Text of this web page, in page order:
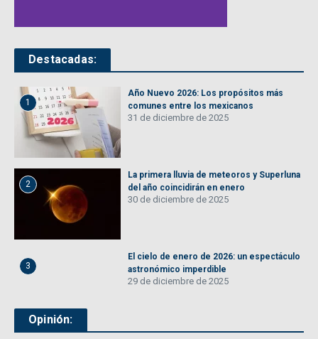
Destacadas:
1
Año Nuevo 2026: Los propósitos más
comunes entre los mexicanos
31 de diciembre de 2025
2
La primera lluvia de meteoros y Superluna
del año coincidirán en enero
30 de diciembre de 2025
3
El cielo de enero de 2026: un espectáculo
astronómico imperdible
29 de diciembre de 2025
Opinión: